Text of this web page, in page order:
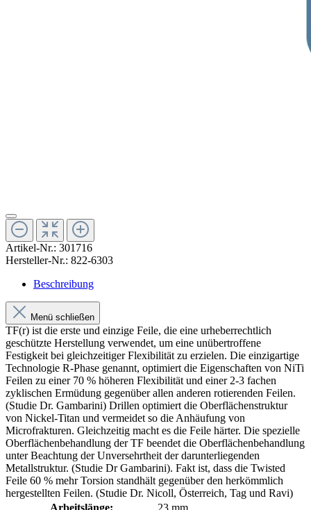
Artikel-Nr.: 301716
Hersteller-Nr.: 822-6303
Beschreibung
Menü schließen
TF(r) ist die erste und einzige Feile, die eine urheberrechtlich
geschützte Herstellung verwendet, um eine unübertroffene
Festigkeit bei gleichzeitiger Flexibilität zu erzielen. Die einzigartige
Technologie R-Phase genannt, optimiert die Eigenschaften von NiTi
Feilen zu einer 70 % höheren Flexibilität und einer 2-3 fachen
zyklischen Ermüdung gegenüber allen anderen rotierenden Feilen.
(Studie Dr. Gambarini) Drillen optimiert die Oberflächenstruktur
von Nickel-Titan und vermeidet so die Anhäufung von
Microfrakturen. Gleichzeitig macht es die Feile härter. Die spezielle
Oberflächenbehandlung der TF beendet die Oberflächenbehandlung
unter Beachtung der Unversehrtheit der darunterliegenden
Metallstruktur. (Studie Dr Gambarini). Fakt ist, dass die Twisted
Feile 60 % mehr Torsion standhält gegenüber den herkömmlich
hergestellten Feilen. (Studie Dr. Nicoll, Österreich, Tag und Ravi)